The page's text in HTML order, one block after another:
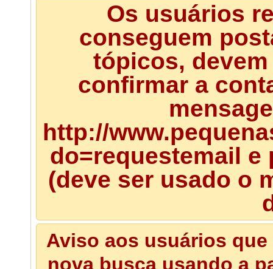
Os usuários
conseguem
tópicos,
confirmar a
http://
do=requestemail
(deve ser usado o
Aviso aos usuários
nova busca usando a